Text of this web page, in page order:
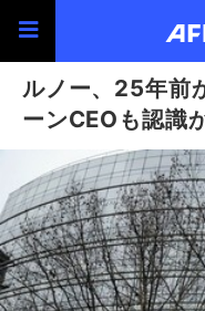
ルノー、25年前
ーンCEOも認識